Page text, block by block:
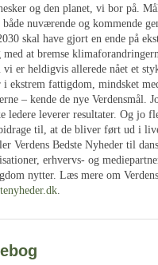
og den planet, vi bor på.
nuværende og kommende
skal have gjort en ende på
at bremse
vi er heldigvis allerede nået et
ekstrem fattigdom, mindsket
– kende de nye Verdensmål.
ledere leverer resultater. Og jo
til, at de bliver ført ud i
Verdens Bedste Nyheder til
erhvervs- og
nytter. Læs mere om
.